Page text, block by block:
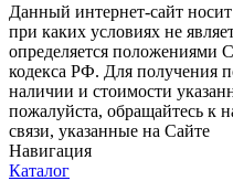
Данный интернет-сайт
при каких условиях не
определяется положениями
кодекса РФ. Для получения
наличии и стоимости
пожалуйста, обращайтесь к
связи, указанные на Сайте
Навигация
Каталог